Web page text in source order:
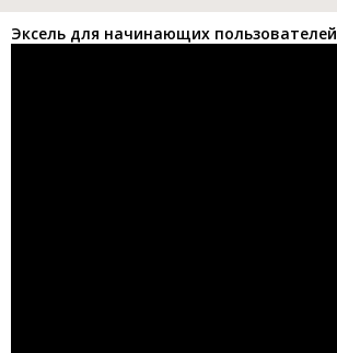
Эксель для начинающих пользователей